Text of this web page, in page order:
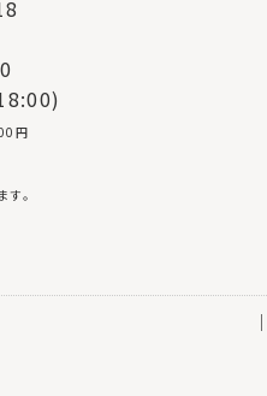
円
。